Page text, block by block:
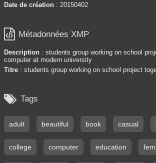
Date de création : 20150402
 Métadonnées XMP
Description : students group working on school
computer at modern university
Titre : students group working on school project
 Tags
adult beautiful book casual
college computer education